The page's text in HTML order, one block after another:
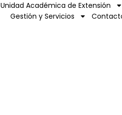
Unidad Académica de Extensión
Gestión y Servicios